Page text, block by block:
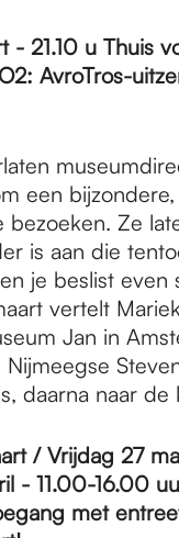
- 21.10 u Thuis
AvroTros-
een
Ze
is aan die
je beslist even
vertelt
Jan in
daarna naar de
/ Vrijdag 27
- 11.00-16.00
met